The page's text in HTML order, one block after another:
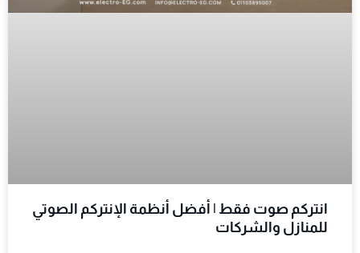
انتركم صوت فقط | أفضل أنظمة الإنتركم الصوتي
للمنازل والشركات